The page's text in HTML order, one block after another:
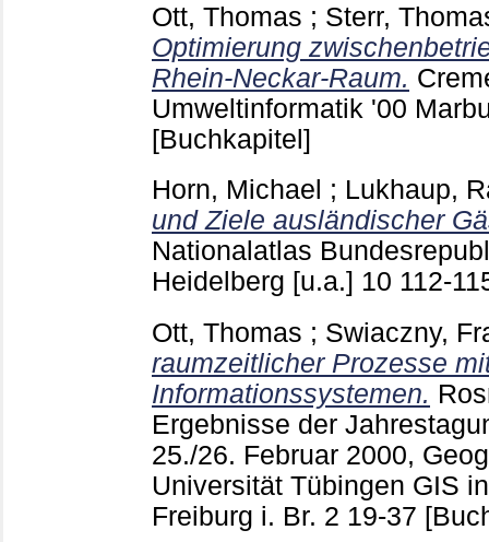
Ott, Thomas ; Sterr,
Optimierung
Rhein-Neckar-Raum.
Umweltinformatik '00
[Buchkapitel]
Horn, Michael ; Lukhaup,
und Ziele ausländischer
Nationalatlas
Heidelberg [u.a.] 10 112-
Ott, Thomas ; Swiaczny,
raumzeitlicher Prozesse
Informationssystemen.
Ergebnisse der
25./26. Februar 2000,
Universität Tübingen GIS
Freiburg i. Br. 2 19-37